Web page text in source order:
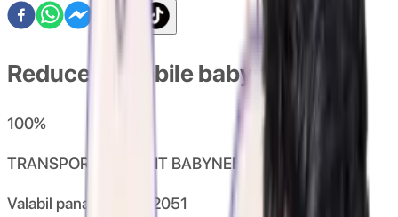
Reduceri valabile babyneeds
100%
TRANSPORT GRATUIT BABYNEEDS.RO
Valabil pana la 21.02.2051